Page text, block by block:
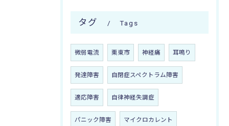
タグ Tags
微弱電流 栗東市 神経痛 耳鳴り
発達障害 自閉症スペクトラム障害
適応障害 自律神経失調症
パニック障害 マイクロカレント